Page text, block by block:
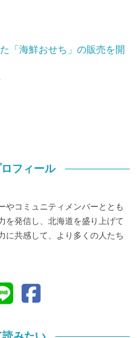
「海鮮おせち」の販売を開
フィール
やコミュニティメンバーととも
を発信し、北海道を盛り上げて
共感して、より多くの人たち